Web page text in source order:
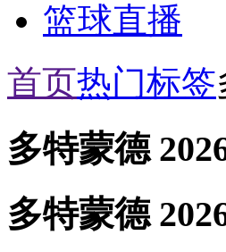
篮球直播
首页热门标签
多特蒙德
多特蒙德